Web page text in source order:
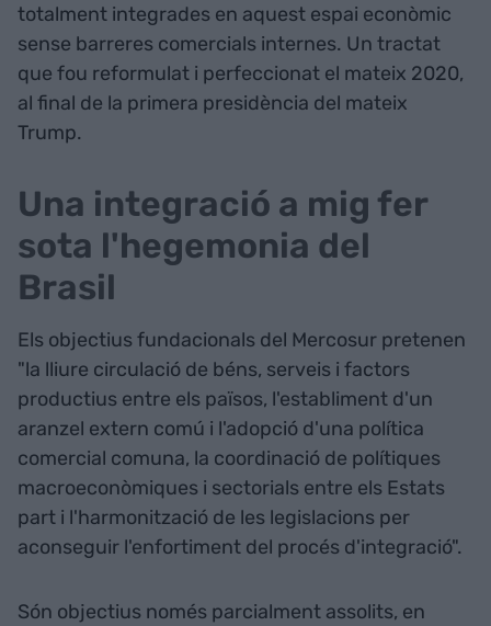
totalment integrades en aquest espai econòmic
sense barreres comercials internes. Un tractat
que fou reformulat i perfeccionat el mateix 2020,
al final de la primera presidència del mateix
Trump.
Una integració a mig fer
sota l'hegemonia del
Brasil
Els objectius fundacionals del Mercosur pretenen
"la lliure circulació de béns, serveis i factors
productius entre els països, l'establiment d'un
aranzel extern comú i l'adopció d'una política
comercial comuna, la coordinació de polítiques
macroeconòmiques i sectorials entre els Estats
part i l'harmonització de les legislacions per
aconseguir l'enfortiment del procés d'integració".
Són objectius només parcialment assolits, en